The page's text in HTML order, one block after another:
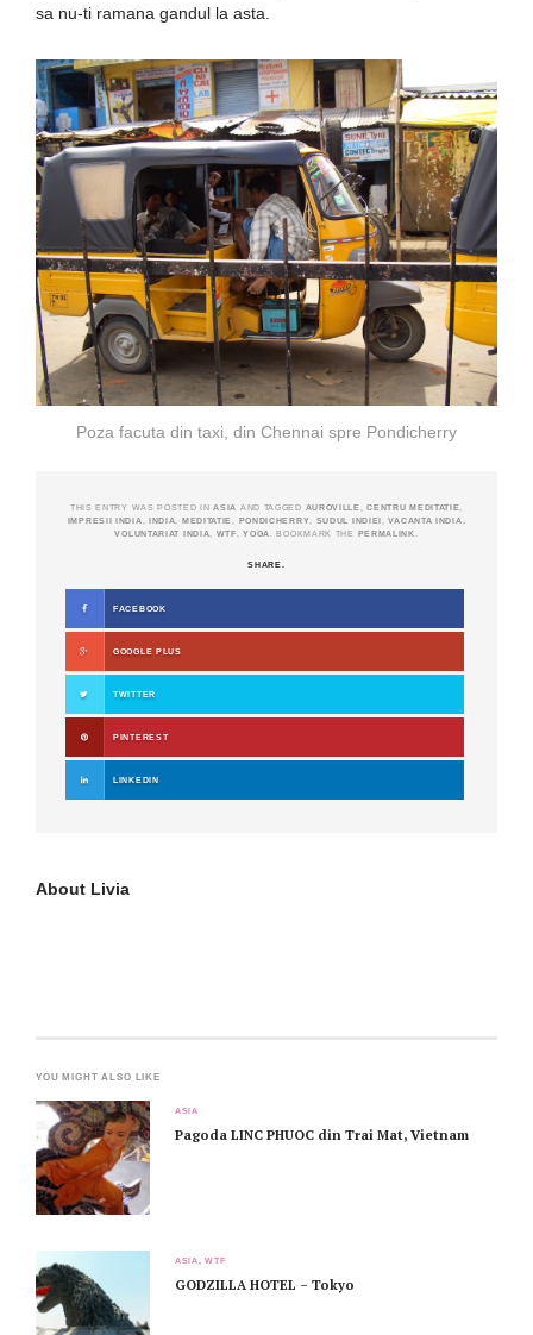
sa nu-ti ramana gandul la asta.
Poza facuta din taxi, din Chennai spre Pondicherry
THIS ENTRY WAS POSTED INASIA AND TAGGED AUROVILLE ,CENTRU MEDITATIE
IMPRESII INDIA
INDIA MEDITATIE PONDICHERRY SUDUL INDIEI ,VACANTA INDIA
VOLUNTARIAT INDIA
WTF ,YOGA . BOOKMARK THE PERMALINK
SHARE.
FACEBOOK
GOOGLE PLUS
TWITTER
PINTEREST
LINKEDIN
About Livia
YOU MIGHT ALSO LIKE
ASIA
Pagoda LINC PHUOC din Trai Mat, Vietnam
ASIA ,WTF
GODZILLA HOTEL – Tokyo